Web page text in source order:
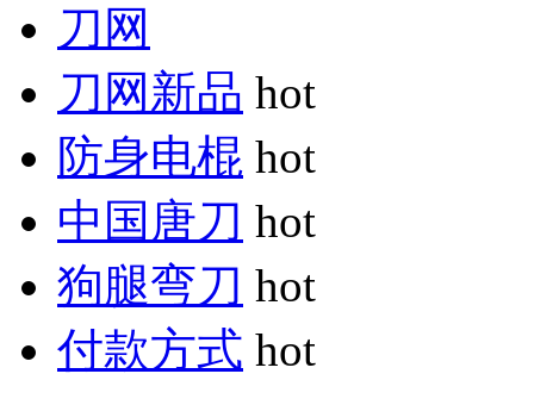
刀网
刀网新品 hot
防身电棍 hot
中国唐刀 hot
狗腿弯刀 hot
付款方式 hot